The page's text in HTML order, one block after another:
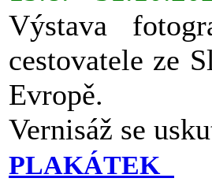
Výstava
cestovatele ze
Evropě.
Vernisáž se
PLAKÁTEK